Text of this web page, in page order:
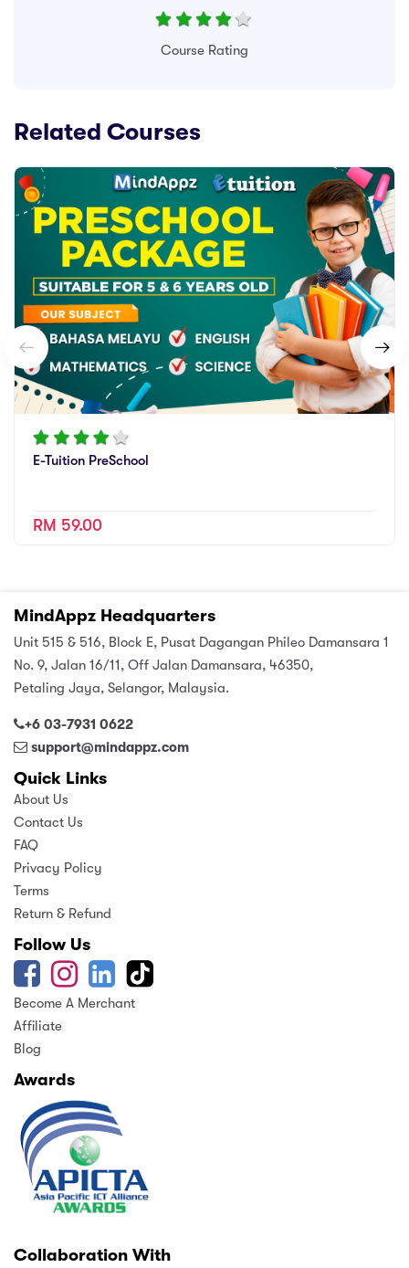
Course Rating
Related Courses
E-Tuition PreSchool
RM 59.00
MindAppz Headquarters
Unit 515 & 516, Block E, Pusat Dagangan Phileo Damansara 1
No. 9, Jalan 16/11, Off Jalan Damansara, 46350,
Petaling Jaya, Selangor, Malaysia.
+6 03-7931 0622
support@mindappz.com
Quick Links
About Us
Contact Us
FAQ
Privacy Policy
Terms
Return & Refund
Follow Us
Become A Merchant
Affiliate
Blog
Awards
Collaboration With